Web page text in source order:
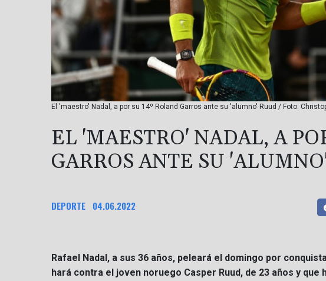
El 'maestro' Nadal, a por su 14º Roland Garros ante su 'alumno' Ruud / Foto:
EL 'MAESTRO' NADAL, A
GARROS ANTE SU
DEPORTE 04.06.2022
Rafael Nadal, a sus 36 años, peleará el domingo por
hará contra el joven noruego Casper Ruud, de 23 años y